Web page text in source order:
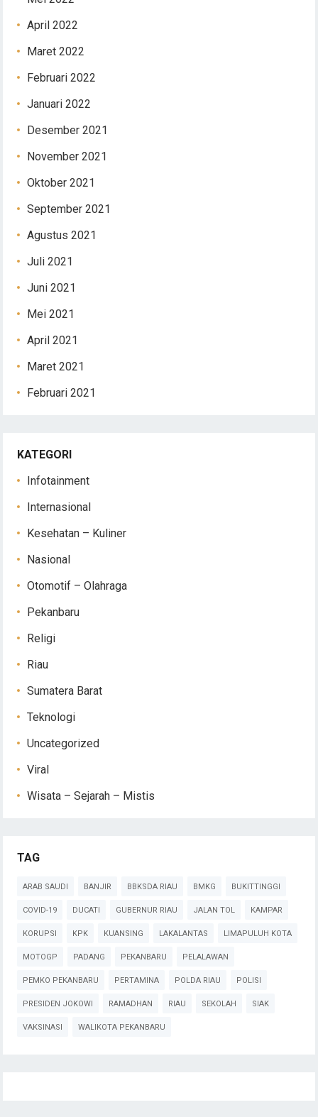
April 2022
Maret 2022
Februari 2022
Januari 2022
Desember 2021
November 2021
Oktober 2021
September 2021
Agustus 2021
Juli 2021
Juni 2021
Mei 2021
April 2021
Maret 2021
Februari 2021
KATEGORI
Infotainment
Internasional
Kesehatan – Kuliner
Nasional
Otomotif – Olahraga
Pekanbaru
Religi
Riau
Sumatera Barat
Teknologi
Uncategorized
Viral
Wisata – Sejarah – Mistis
TAG
ARAB SAUDI BANJIR BBKSDA RIAU BMKG BUKITTINGGI
COVID-19 DUCATI GUBERNUR RIAU JALAN TOL KAMPAR
KORUPSI KPK KUANSING LAKALANTAS LIMAPULUH KOTA
MOTOGP PADANG PEKANBARU PELALAWAN
PEMKO PEKANBARU PERTAMINA POLDA RIAU POLISI
PRESIDEN JOKOWI RAMADHAN RIAU SEKOLAH SIAK
VAKSINASI WALIKOTA PEKANBARU